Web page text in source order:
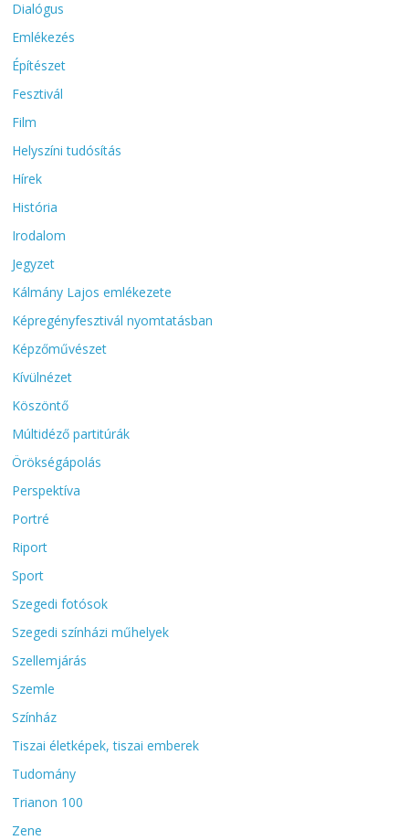
Dialógus
Emlékezés
Építészet
Fesztivál
Film
Helyszíni tudósítás
Hírek
História
Irodalom
Jegyzet
Kálmány Lajos emlékezete
Képregényfesztivál nyomtatásban
Képzőművészet
Kívülnézet
Köszöntő
Múltidéző partitúrák
Örökségápolás
Perspektíva
Portré
Riport
Sport
Szegedi fotósok
Szegedi színházi műhelyek
Szellemjárás
Szemle
Színház
Tiszai életképek, tiszai emberek
Tudomány
Trianon 100
Zene